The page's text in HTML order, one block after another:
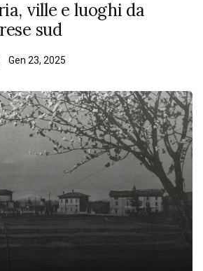
ville e luoghi da
sud
Gen 23, 2025